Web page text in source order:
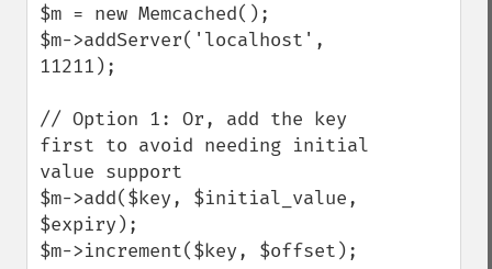
$m = new Memcached();
$m->addServer('localhost',
11211);
// Option 1: Or, add the key
first to avoid needing initial
value support
$m->add($key, $initial_value,
$expiry);
$m->increment($key, $offset);